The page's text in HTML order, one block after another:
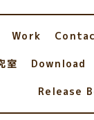
Work
室 Download
Release